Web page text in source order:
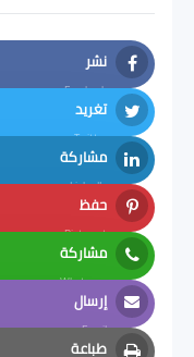
نشر
Facebook
تغريد
Twitter
مشاركة
LinkedIn
حفظ
Pinterest
مشاركة
Whatsapp
إرسال
Email
طباعة